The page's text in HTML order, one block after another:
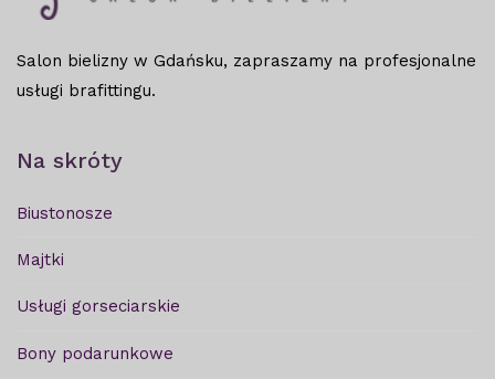
Salon bielizny w Gdańsku, zapraszamy na profesjonalne
usługi brafittingu.
Na skróty
Biustonosze
Majtki
Usługi gorseciarskie
Bony podarunkowe